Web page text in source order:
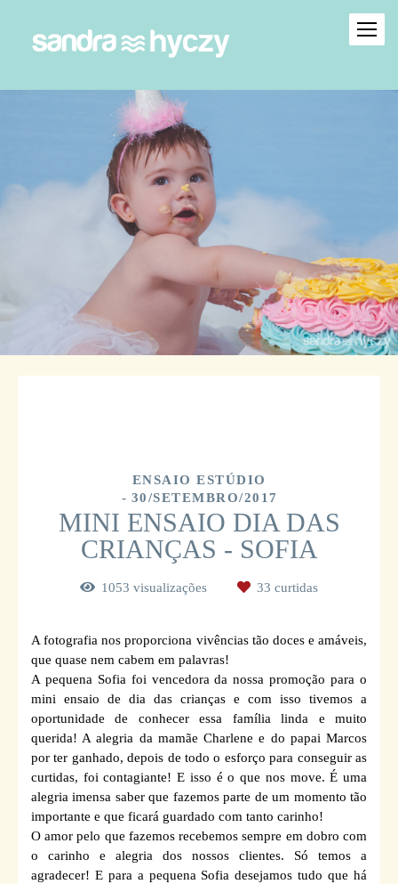
ENSAIO ESTÚDIO
30/SETEMBRO/2017
MINI ENSAIO DIA DAS
CRIANÇAS - SOFIA
1053 visualizações 33 curtidas
A fotografia nos proporciona vivências tão doces e amáveis,
que quase nem cabem em palavras!
A pequena Sofia foi vencedora da nossa promoção para o
mini ensaio de dia das crianças e com isso tivemos a
oportunidade de conhecer essa família linda e muito
querida! A alegria da mamãe Charlene e do papai Marcos
por ter ganhado, depois de todo o esforço para conseguir as
curtidas, foi contagiante! E isso é o que nos move. É uma
alegria imensa saber que fazemos parte de um momento tão
importante e que ficará guardado com tanto carinho!
O amor pelo que fazemos recebemos sempre em dobro com
o carinho e alegria dos nossos clientes. Só temos a
agradecer! E para a pequena Sofia desejamos tudo que há